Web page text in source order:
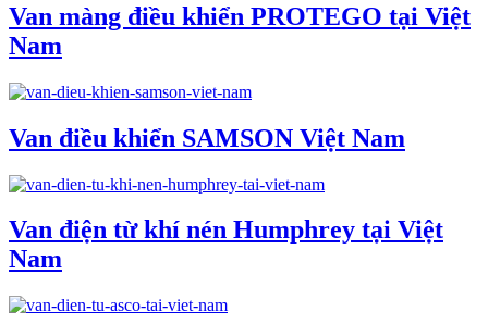
Van màng điều khiển PROTEGO tại Việt
Nam
Van điều khiển SAMSON Việt Nam
Van điện từ khí nén Humphrey tại Việt
Nam